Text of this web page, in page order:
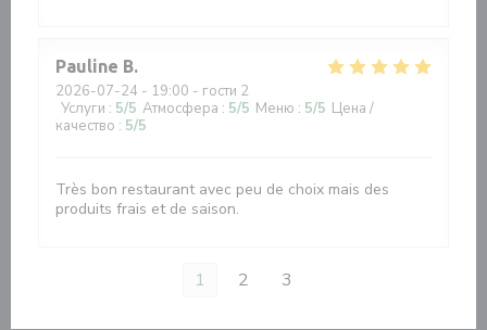
Pauline B
2026-07-24 - 19:00 - гости 2
Услуги : 5/5 Атмосфера : 5/5 Меню : 5/5 Цена /
качество : 5/5
Très bon restaurant avec peu de choix mais des
produits frais et de saison.
1 2 3